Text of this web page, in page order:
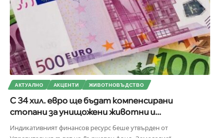
АКТУАЛНО АКЦЕНТИ ЖИВОТНОВЪДСТВО
С 34 хил. евро ще бъдат компенсирани
стопани за унищожени животни и...
Индикативният финансов ресурс беше утвърден от